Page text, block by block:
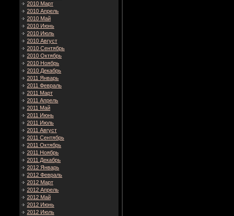
2010 Март
2010 Апрель
2010 Май
2010 Июнь
2010 Июль
2010 Август
2010 Сентябрь
2010 Октябрь
2010 Ноябрь
2010 Декабрь
2011 Январь
2011 Февраль
2011 Март
2011 Апрель
2011 Май
2011 Июнь
2011 Июль
2011 Август
2011 Сентябрь
2011 Октябрь
2011 Ноябрь
2011 Декабрь
2012 Январь
2012 Февраль
2012 Март
2012 Апрель
2012 Май
2012 Июнь
2012 Июль